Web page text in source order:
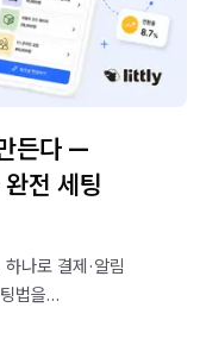
든다 —
전 세팅
나로 결제·알림
법을